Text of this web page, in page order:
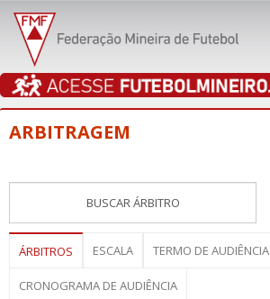
ARBITRAGEM
ÁRBITROS ESCALA TERMO DE AUDIÊNCIA
CRONOGRAMA DE AUDIÊNCIA